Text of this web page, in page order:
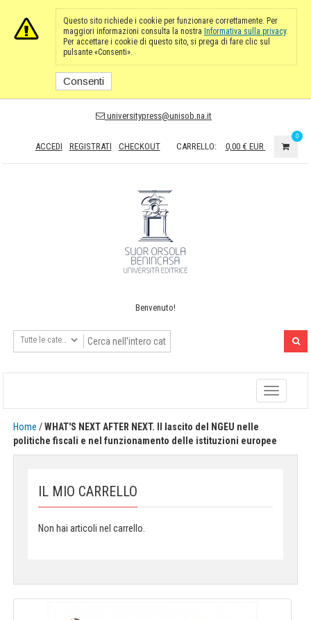
Questo sito richiede i cookie per funzionare correttamente. Per
maggiori informazioni consulta la nostra Informativa sulla privacy.
Per accettare i cookie di questo sito, si prega di fare clic sul
pulsante «Consenti».
Consenti
universitypress@unisob.na.it
ACCEDI REGISTRATI CHECKOUT CARRELLO: 0,00 € EUR
0
Benvenuto!
Toggle
navigation
Home /WHAT'S NEXT AFTER NEXT. Il lascito del NGEU nelle
politiche fiscali e nel funzionamento delle istituzioni europee
IL MIO CARRELLO
Non hai articoli nel carrello.